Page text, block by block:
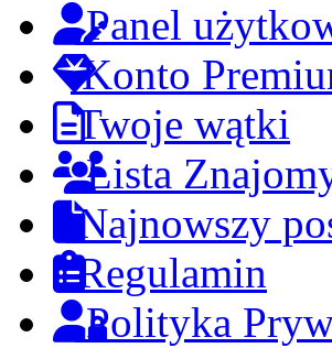
Panel
Konto
Twoje wątki
Lista
Najnowszy
Regulamin
Polityka